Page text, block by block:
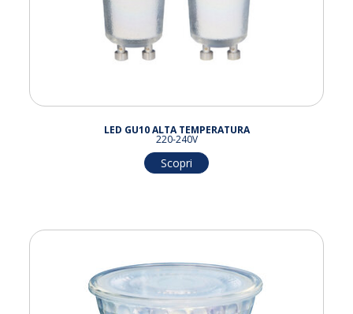
LED GU10 ALTA TEMPERATURA
220-240V
Scopri